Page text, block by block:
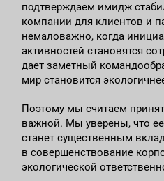
подтверждаем имидж
компании для клиентов и
немаловажно, когда
активностей становятся
дает заметный
мир становится
Поэтому мы считаем
важной. Мы уверены, что
станет существенным
в совершенствование
экологической